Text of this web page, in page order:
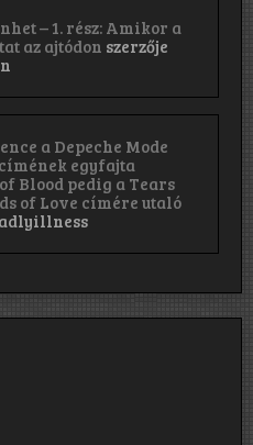
– 1. rész: Amikor a
az ajtódon szerzője
a Depeche Mode
egyfajta
Blood pedig a Tears
of Love címére utaló